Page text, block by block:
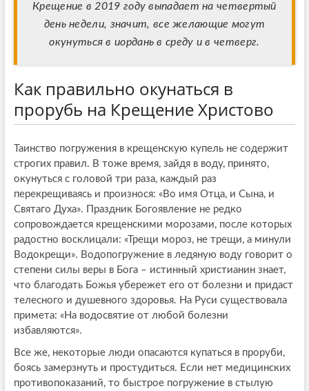
Крещение в 2019 году выпадает на четвертый
день недели, значит, все желающие могут
окунуться в иордань в среду и в четверг.
Как правильно окунаться в
прорубь на Крещение Христово
Таинство погружения в крещенскую купель не содержит
строгих правил. В тоже время, зайдя в воду, принято,
окунуться с головой три раза, каждый раз
перекрещиваясь и произнося: «Во имя Отца, и Сына, и
Святаго Духа». Праздник Богоявление не редко
сопровождается крещенскими морозами, после которых
радостно восклицали: «Трещи мороз, не трещи, а минули
Водокрещи». Водопогружение в ледяную воду говорит о
степени силы веры в Бога – истинный христианин знает,
что благодать Божья убережет его от болезни и придаст
телесного и душевного здоровья. На Руси существовала
примета: «На водосвятие от любой болезни
избавляются».
Все же, некоторые люди опасаются купаться в проруби,
боясь замерзнуть и простудиться. Если нет медицинских
противопоказаний, то быстрое погружение в стылую